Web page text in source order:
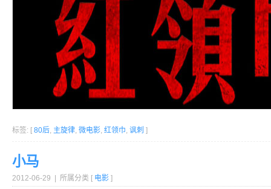
标签: [ 80后, 主旋律, 微电影, 红领巾, 讽刺 ]
小马
2012-06-29 | 所属分类 [ 电影 ]